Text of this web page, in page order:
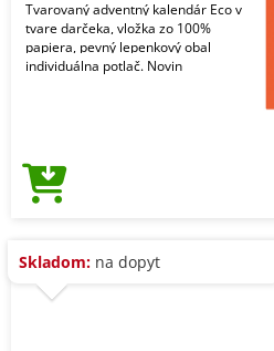
Tvarovaný adventný kalendár Eco v
tvare darčeka, vložka zo 100%
papiera, pevný lepenkový obal
individuálna potlač. Novin
Skladom: na dopyt